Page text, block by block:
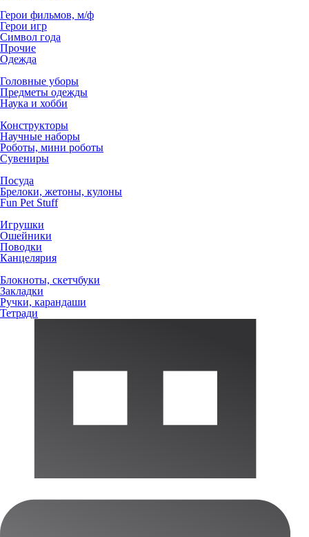
Герои фильмов, м/ф
Герои игр
Символ года
Прочие
Одежда
Головные уборы
Предметы одежды
Наука и хобби
Конструкторы
Научные наборы
Роботы, мини роботы
Сувениры
Посуда
Брелоки, жетоны, кулоны
Fun Pet Stuff
Игрушки
Ошейники
Поводки
Канцелярия
Блокноты, скетчбуки
Закладки
Ручки, карандаши
Тетради